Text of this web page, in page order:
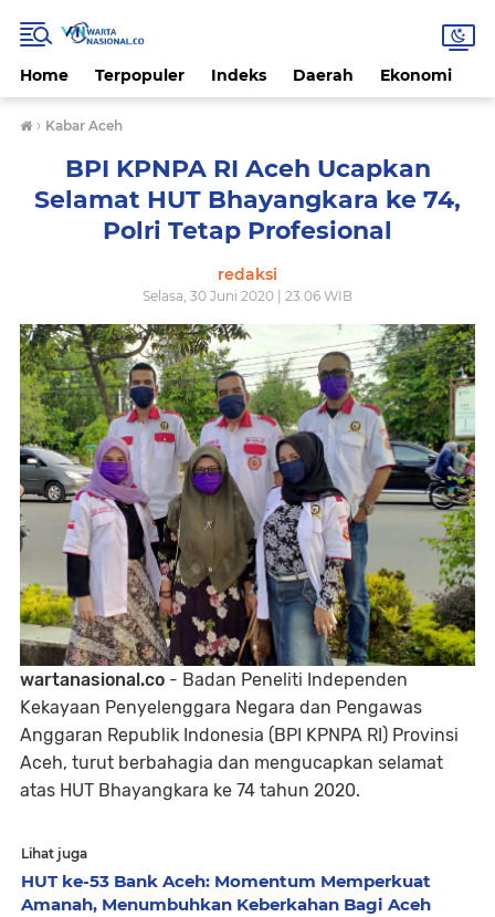
Home Terpopuler Indeks Daerah Ekonomi
› Kabar Aceh
BPI KPNPA RI Aceh Ucapkan
Selamat HUT Bhayangkara ke 74,
Polri Tetap Profesional
redaksi
Selasa, 30 Juni 2020 | 23.06 WIB
wartanasional.co - Badan Peneliti Independen
Kekayaan Penyelenggara Negara dan Pengawas
Anggaran Republik Indonesia (BPI KPNPA RI) Provinsi
Aceh, turut berbahagia dan mengucapkan selamat
atas HUT Bhayangkara ke 74 tahun 2020.
Lihat juga
HUT ke-53 Bank Aceh: Momentum Memperkuat
Amanah, Menumbuhkan Keberkahan Bagi Aceh